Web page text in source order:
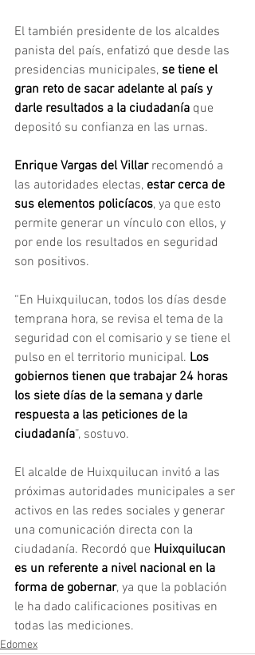
El también presidente de los alcaldes
panista del país, enfatizó que desde las
presidencias municipales, se tiene el
gran reto de sacar adelante al país y
darle resultados a la ciudadanía que
depositó su confianza en las urnas.
Enrique Vargas del Villar recomendó a
las autoridades electas, estar cerca de
sus elementos policíacos, ya que esto
permite generar un vínculo con ellos, y
por ende los resultados en seguridad
son positivos.
“En Huixquilucan, todos los días desde
temprana hora, se revisa el tema de la
seguridad con el comisario y se tiene el
pulso en el territorio municipal. Los
gobiernos tienen que trabajar 24 horas
los siete días de la semana y darle
respuesta a las peticiones de la
ciudadanía”, sostuvo.
El alcalde de Huixquilucan invitó a las
próximas autoridades municipales a ser
activos en las redes sociales y generar
una comunicación directa con la
ciudadanía. Recordó que Huixquilucan
es un referente a nivel nacional en la
forma de gobernar, ya que la población
le ha dado calificaciones positivas en
todas las mediciones.
Edomex